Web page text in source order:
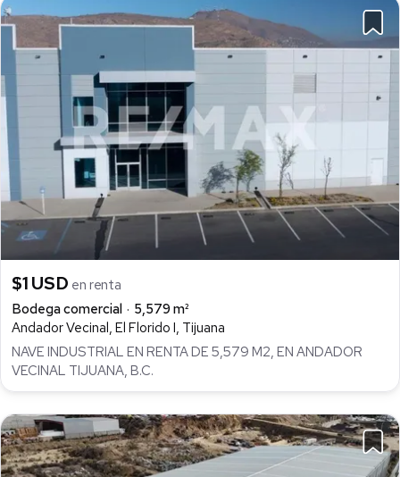
$1 USD en renta
Bodega comercial
5,579 m²
Andador Vecinal, El Florido I, Tijuana
NAVE INDUSTRIAL EN RENTA DE 5,579 M2, EN ANDADOR
VECINAL TIJUANA, B.C.